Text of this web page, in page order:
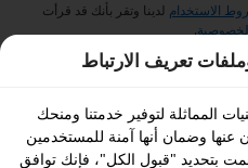
الاستخدام لدينا وتقر بأنك قد قرأت
.
تعريف الارتباط
المماثلة لتوفير خدمتنا ومنحك
وضمان أنها آمنة للمستخدمين
قمت بتحديد "قبول الكل"، فإنك توافق